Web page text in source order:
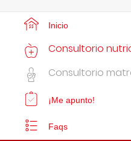
Inicio
Consultorio
Consultorio
¡Me apunto!
Faqs